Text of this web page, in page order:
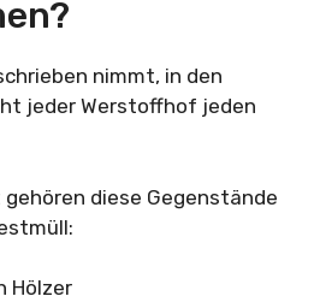
nimmt, in den
jeder Werstoffhof jeden
diese Gegenstände
Hölzer